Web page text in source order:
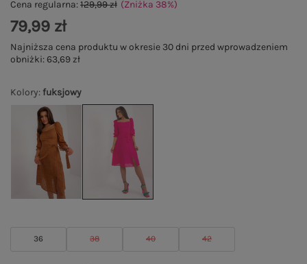
Kolory:fuksjowy
36 38 40 42
Cena regularna:129,99 zł (Zniżka 38%)
79,99 zł
Najniższa cena produktu w okresie 30 dni przed wprowadzeniem
obniżki:63,69 zł